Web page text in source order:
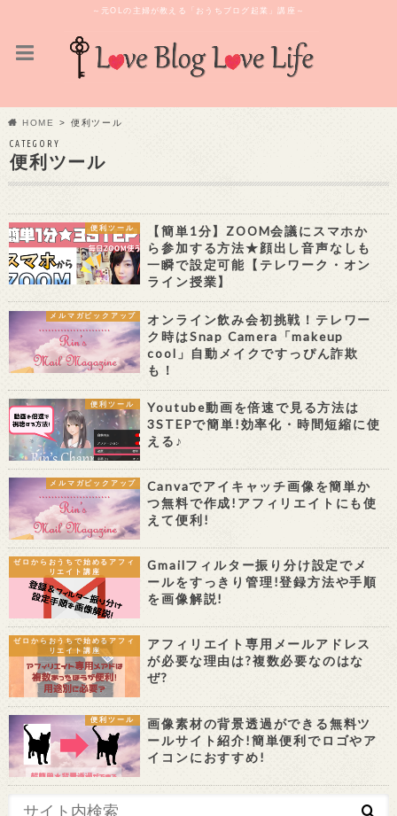
～元OLの主婦が教える「おうちブログ起業」講座～
HOME 便利ツール
CATEGORY
便利ツール
便利ツール
【簡単1分】ZOOM会議にスマホか
ら参加する方法★顔出し音声なしも
一瞬で設定可能【テレワーク・オン
ライン授業】
メルマガピックアップ
オンライン飲み会初挑戦！テレワー
ク時はSnap Camera「makeup
cool」自動メイクですっぴん詐欺
も！
便利ツール
Youtube動画を倍速で見る方法は
3STEPで簡単!効率化・時間短縮に使
える♪
メルマガピックアップ
Canvaでアイキャッチ画像を簡単か
つ無料で作成!アフィリエイトにも使
えて便利!
ゼロからおうちで始めるアフィ
リエイト講座
Gmailフィルター振り分け設定でメ
ールをすっきり管理!登録方法や手順
を画像解説!
ゼロからおうちで始めるアフィ
リエイト講座
アフィリエイト専用メールアドレス
が必要な理由は?複数必要なのはな
ぜ?
便利ツール
画像素材の背景透過ができる無料ツ
ールサイト紹介!簡単便利でロゴやア
イコンにおすすめ!